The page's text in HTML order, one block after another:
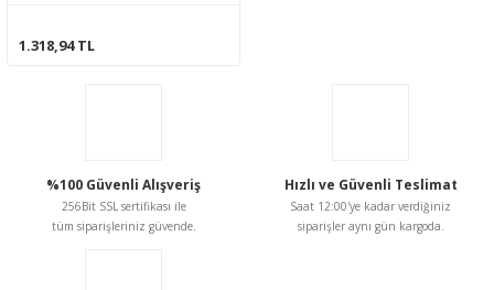
1.318,94 TL
%100 Güvenli Alışveriş
256Bit SSL sertifikası ile
tüm siparişleriniz güvende.
Hızlı ve Güvenli Teslimat
Saat 12:00'ye kadar verdiğiniz
siparişler aynı gün kargoda.